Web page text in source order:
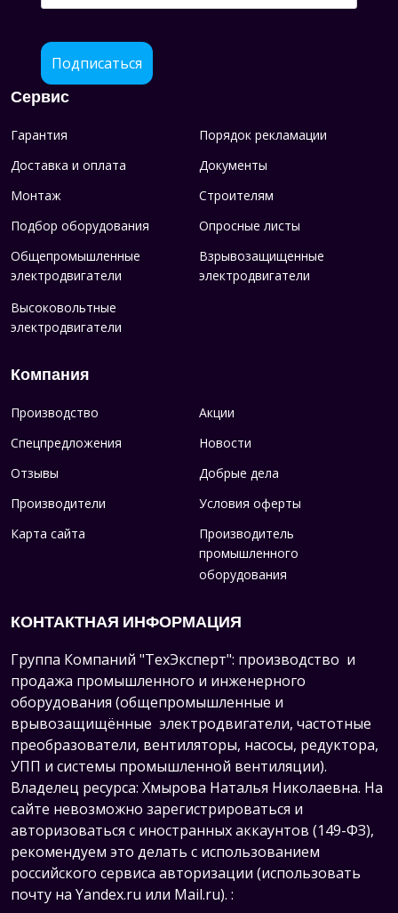
Подписаться
Сервис
Гарантия
Порядок рекламации
Доставка и оплата
Документы
Монтаж
Строителям
Подбор оборудования
Опросные листы
Общепромышленные
электродвигатели
Взрывозащищенные
электродвигатели
Высоковольтные
электродвигатели
Компания
Производство
Акции
Спецпредложения
Новости
Отзывы
Добрые дела
Производители
Условия оферты
Карта сайта
Производитель
промышленного
оборудования
КОНТАКТНАЯ ИНФОРМАЦИЯ
Группа Компаний "ТехЭксперт": производство и
продажа промышленного и инженерного
оборудования (общепромышленные и
врывозащищённые электродвигатели, частотные
преобразователи, вентиляторы, насосы, редуктора,
УПП и системы промышленной вентиляции).
Владелец ресурса: Хмырова Наталья Николаевна. На
сайте невозможно зарегистрироваться и
авторизоваться с иностранных аккаунтов (149-ФЗ),
рекомендуем это делать с использованием
российского сервиса авторизации (использовать
почту на Yandex.ru или Mail.ru). :